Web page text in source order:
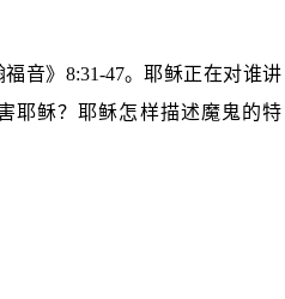
音》 8:31-47。耶稣正在对谁讲
耶稣？耶稣怎样描述魔鬼的特